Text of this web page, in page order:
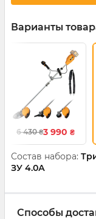
Варианты
6 430₴3 990 ₴
Состав набора:
ЗУ 4.0А
Способы